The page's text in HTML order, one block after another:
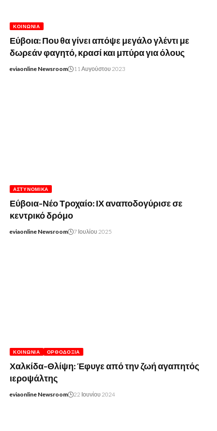
ΚΟΙΝΩΝΊΑ
Εύβοια: Που θα γίνει απόψε μεγάλο γλέντι με
δωρεάν φαγητό, κρασί και μπύρα για όλους
eviaonline Newsroom 11 Αυγούστου 2023
ΑΣΤΥΝΟΜΙΚΆ
Εύβοια-Νέο Τροχαίο: ΙΧ αναποδογύρισε σε
κεντρικό δρόμο
eviaonline Newsroom 7 Ιουλίου 2025
ΚΟΙΝΩΝΊΑ ΟΡΘΟΔΟΞΊΑ
Χαλκίδα-Θλίψη: Έφυγε από την ζωή αγαπητός
ιεροψάλτης
eviaonline Newsroom 22 Ιουνίου 2024